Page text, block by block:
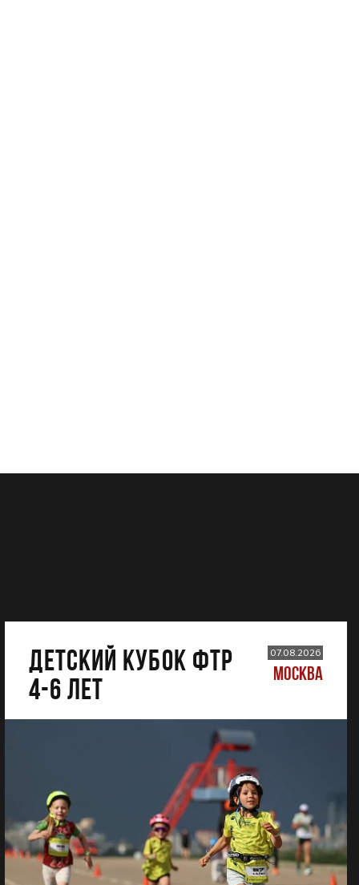
ДЕТСКИЙ КУБОК ФТР
4-6 лет
07.08.2026
МОСКВА